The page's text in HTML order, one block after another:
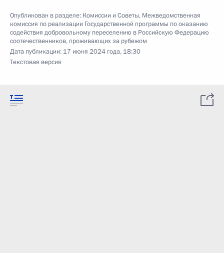
Опубликован в разделе: Комиссии и Советы, Межведомственная
комиссия по реализации Государственной программы по оказанию
содействия добровольному переселению в Российскую Федерацию
соотечественников, проживающих за рубежом
Дата публикации: 17 июня 2024 года, 18:30
Текстовая версия